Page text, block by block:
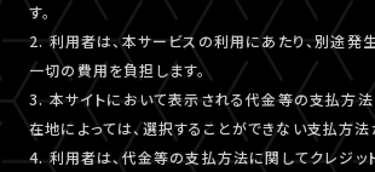
す。
2. 利用者は、本サービスの利用にあたり、別途発
一切の費用を負担します。
3. 本サイトにおいて表示される代金等の支払方法
在地によっては、選択することができない支払方法
4. 利用者は、代金等の支払方法に関してクレジッ